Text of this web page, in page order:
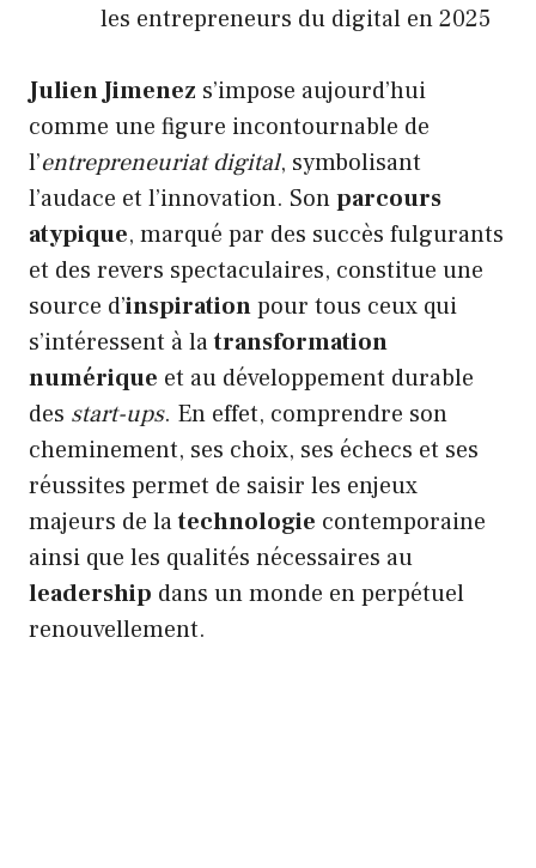
les entrepreneurs du digital en 2025
Julien Jimenez s’impose aujourd’hui
comme une figure incontournable de
l’entrepreneuriat digital, symbolisant
l’audace et l’innovation. Sonparcours
atypique, marqué par des succès fulgurants
et des revers spectaculaires, constitue une
source d’inspirationpour tous ceux qui
s’intéressent à latransformation
numérique et au développement durable
des start-ups. En effet, comprendre son
cheminement, ses choix, ses échecs et ses
réussites permet de saisir les enjeux
majeurs de latechnologie contemporaine
ainsi que les qualités nécessaires au
leadership dans un monde en perpétuel
renouvellement.